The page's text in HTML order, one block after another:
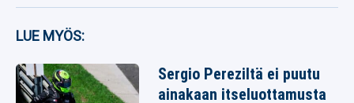
LUE MYÖS:
Sergio Pereziltä ei puutu
ainakaan itseluottamusta